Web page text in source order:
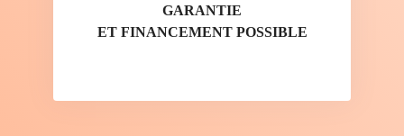
GARANTIE
ET FINANCEMENT POSSIBLE